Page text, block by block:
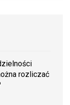
rozliczać